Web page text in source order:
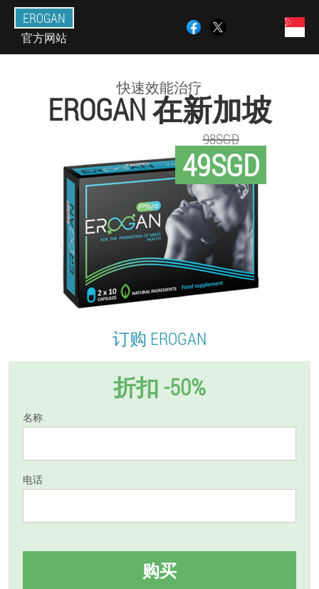
EROGAN
官方网站
快速效能治疗
EROGAN 在新加坡
49SGD
98SGD
订购 EROGAN
折扣 -50%
名称
电话
购买